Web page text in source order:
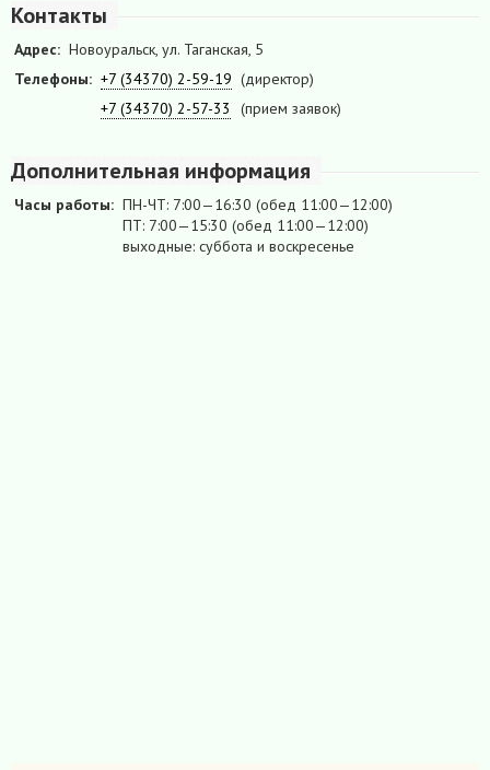
Контакты
Адрес: Новоуральск, ул. Таганская, 5
Телефоны: +7 (34370) 2-59-19 (директор)
+7 (34370) 2-57-33
(прием заявок)
Дополнительная информация
Часы работы: ПН-ЧТ: 7:00—16:30 (обед 11:00—12:00)
ПТ: 7:00—15:30 (обед 11:00—12:00)
выходные: суббота и воскресенье